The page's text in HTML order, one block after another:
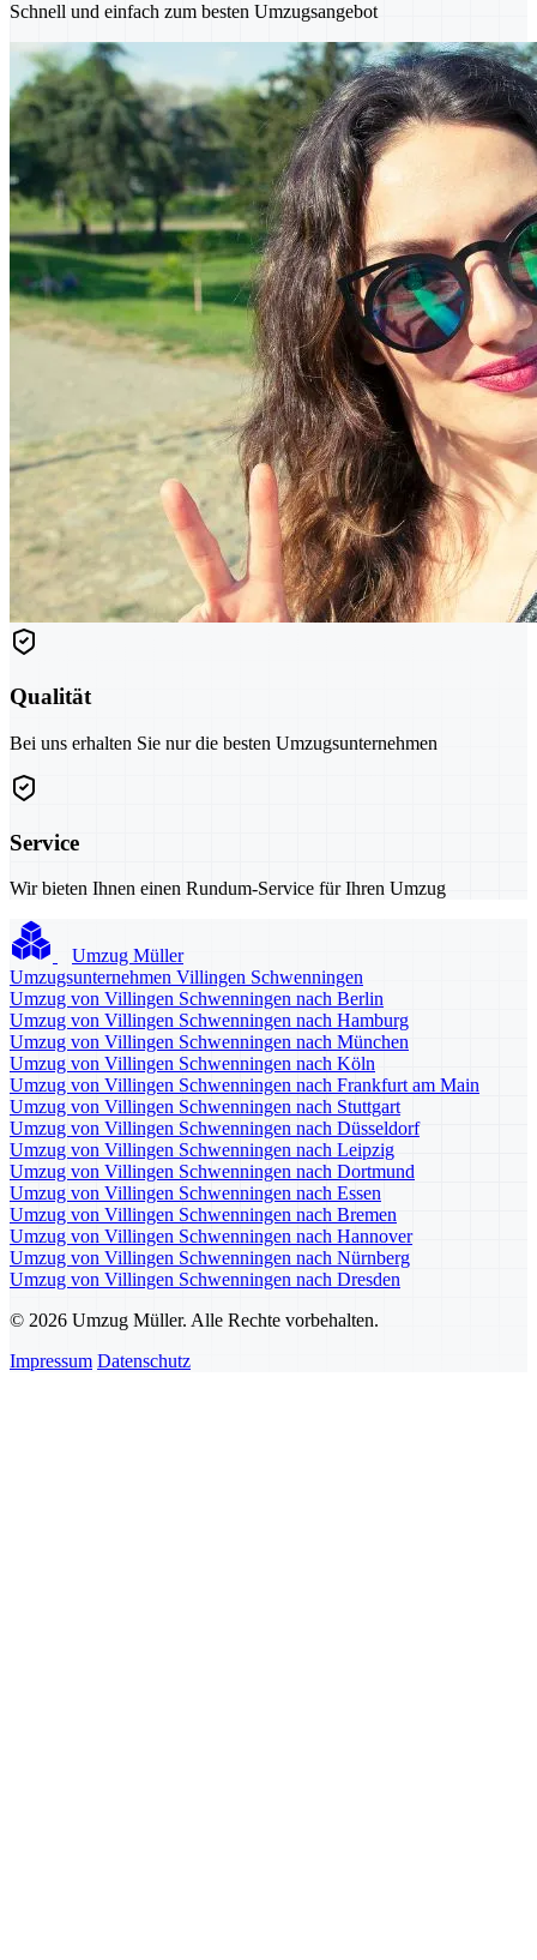
Schnell und einfach zum besten Umzugsangebot
Qualität
Bei uns erhalten Sie nur die besten Umzugsunternehmen
Service
Wir bieten Ihnen einen Rundum-Service für Ihren Umzug
Umzug Müller
Umzugsunternehmen Villingen Schwenningen
Umzug von Villingen Schwenningen nach Berlin
Umzug von Villingen Schwenningen nach Hamburg
Umzug von Villingen Schwenningen nach München
Umzug von Villingen Schwenningen nach Köln
Umzug von Villingen Schwenningen nach Frankfurt am Main
Umzug von Villingen Schwenningen nach Stuttgart
Umzug von Villingen Schwenningen nach Düsseldorf
Umzug von Villingen Schwenningen nach Leipzig
Umzug von Villingen Schwenningen nach Dortmund
Umzug von Villingen Schwenningen nach Essen
Umzug von Villingen Schwenningen nach Bremen
Umzug von Villingen Schwenningen nach Hannover
Umzug von Villingen Schwenningen nach Nürnberg
Umzug von Villingen Schwenningen nach Dresden
© 2026 Umzug Müller. Alle Rechte vorbehalten.
Impressum Datenschutz